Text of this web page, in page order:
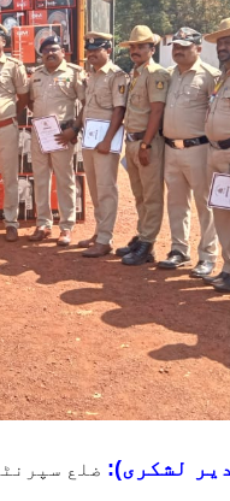
لشکری): ضلع